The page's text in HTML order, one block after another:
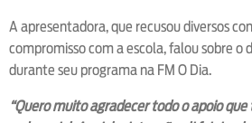
A apresentadora, que recusou diversos
compromisso com a escola, falou sobre o
durante seu programa na FM O Dia.
“Quero muito agradecer todo o apoio